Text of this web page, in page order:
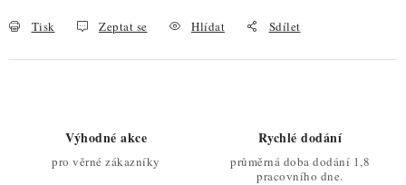
Tisk Zeptat se Hlídat Sdílet
Výhodné akce
pro věrné zákazníky
Rychlé dodání
průměrná doba dodání 1,8
pracovního dne.